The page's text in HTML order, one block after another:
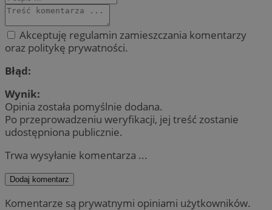
Akceptuję regulamin zamieszczania komentarzy
oraz politykę prywatności.
Błąd:
Wynik:
Opinia została pomyślnie dodana.
Po przeprowadzeniu weryfikacji, jej treść zostanie
udostępniona publicznie.
Trwa wysyłanie komentarza ...
Dodaj komentarz
Komentarze są prywatnymi opiniami użytkowników.